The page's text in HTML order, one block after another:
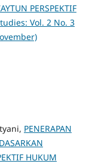
PERSPEKTIF
Vol. 2 No. 3
PENERAPAN
HUKUM